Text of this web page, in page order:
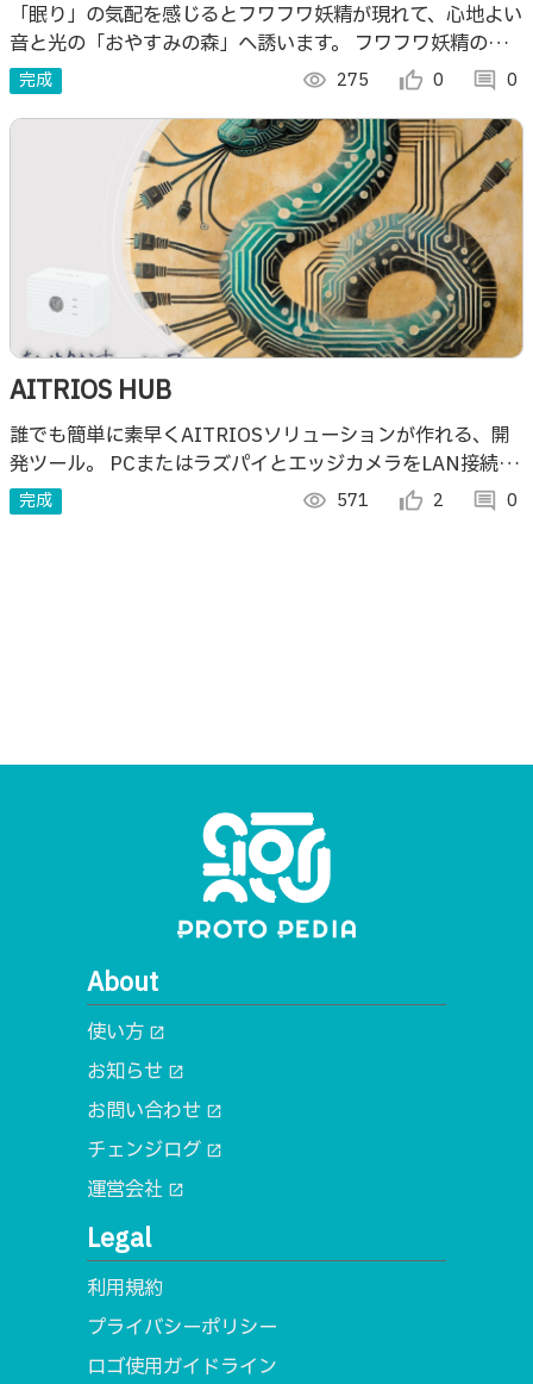
「眠り」の気配を感じるとフワフワ妖精が現れて、心地よい
音と光の「おやすみの森」へ誘います。 フワフワ妖精のや
わらかいしっぽと前足でトントンされると、どんどん深い眠
りへ…。
完成 visibility 275 thumb_up_alt 0 comment 0
AITRIOS HUB
誰でも簡単に素早くAITRIOSソリューションが作れる、開
発ツール。 PCまたはラズパイとエッジカメラをLAN接続
し、推論の開始終了、推論結果の取得とRDBへの保存等が
簡単にできます。
完成 visibility 571 thumb_up_alt 2 comment 0
About
使い方 open_in_new
お知らせ open_in_new
お問い合わせ open_in_new
チェンジログ open_in_new
運営会社 open_in_new
Legal
利用規約
プライバシーポリシー
ロゴ使用ガイドライン